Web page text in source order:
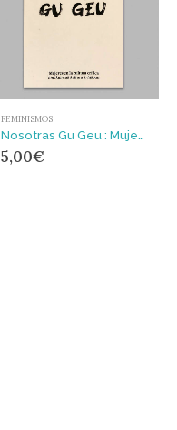
FEMINISMOS
5,00€